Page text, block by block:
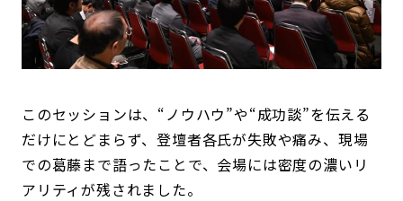
このセッションは、“ノウハウ”や“成功談”を伝える
だけにとどまらず、登壇者各氏が失敗や痛み、現場
での葛藤まで語ったことで、会場には密度の濃いリ
アリティが残されました。